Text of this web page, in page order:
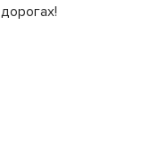
дорогах!